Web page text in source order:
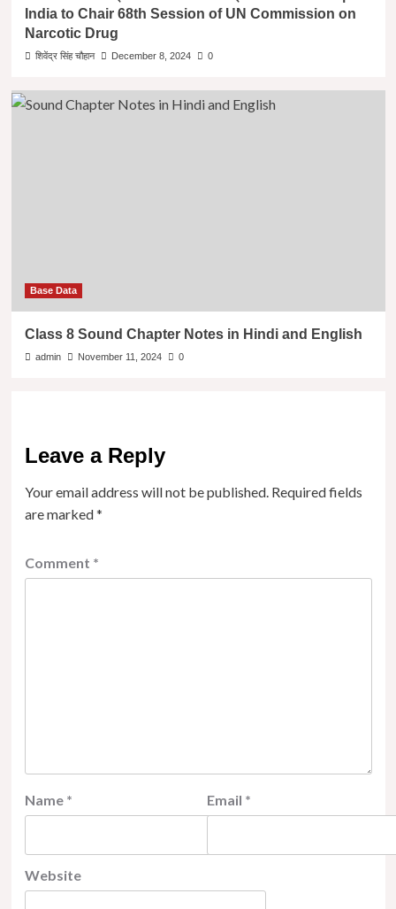
India to Chair 68th Session of UN Commission on
Narcotic Drug
शिवेंद्र सिंह चौहान December 8, 2024 0
Base Data
Class 8 Sound Chapter Notes in Hindi and English
admin November 11, 2024 0
Leave a Reply
Your email address will not be published. Required fields
are marked*
Comment *
Name * Email *
Website